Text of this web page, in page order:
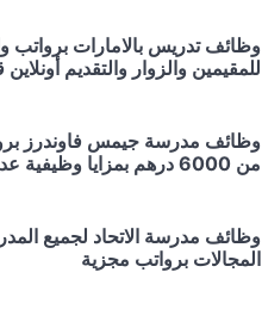
وظائف تدريس بالامارات برواتب
للمقيمين والزوار والتقديم
وظائف مدرسة جيمس فاوندرز
من 6000 درهم بمزايا وظيفية عديدة قدم الآن
وظائف مدرسة الاتحاد لجميع
المجالات برواتب مجزية